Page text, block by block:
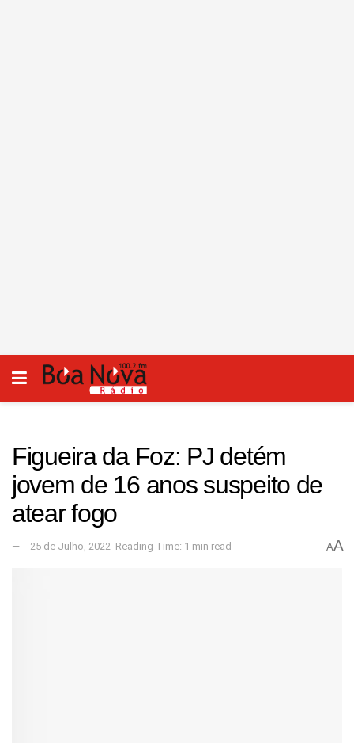
Figueira da Foz: PJ detém
jovem de 16 anos suspeito de
atear fogo
25 de Julho, 2022 Reading Time: 1 min read AA